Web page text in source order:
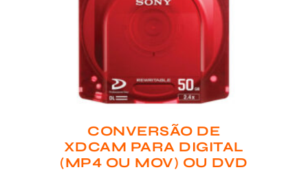
CONVERSÃO DE
XDCAM PARA DIGITAL
(MP4 OU MOV) OU DVD